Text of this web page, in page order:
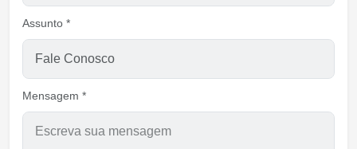
Assunto *
Mensagem *